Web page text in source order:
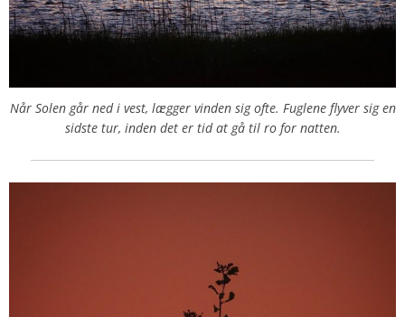
Når Solen går ned i vest, lægger vinden sig ofte. Fuglene flyver sig en
sidste tur, inden det er tid at gå til ro for natten.